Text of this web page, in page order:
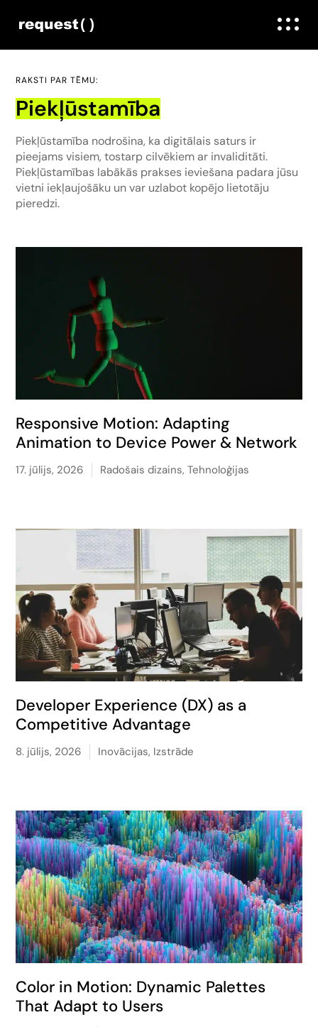
RAKSTI PAR TĒMU:
Piekļūstamība
Piekļūstamība nodrošina, ka digitālais saturs ir
pieejams visiem, tostarp cilvēkiem ar invaliditāti.
Piekļūstamības labākās prakses ieviešana padara jūsu
vietni iekļaujošāku un var uzlabot kopējo lietotāju
pieredzi.
Responsive Motion: Adapting
Animation to Device Power & Network
17. jūlijs, 2026 Radošais dizains,Tehnoloģijas
Developer Experience (DX) as a
Competitive Advantage
8. jūlijs, 2026 Inovācijas, Izstrāde
Color in Motion: Dynamic Palettes
That Adapt to Users